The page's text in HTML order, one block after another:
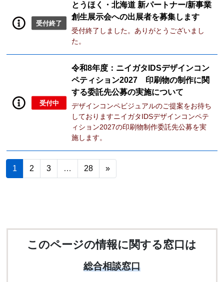
受付終了
とうほく・北海道 新パートナー/新事業
創生展示会への出展者を募集します
受付終了しました。ありがとうございまし
た。
受付中
令和8年度：ニイガタIDSデザインコン
ペティション2027 印刷物の制作に関
する委託先公募の実施について
デザインコンペビジュアルのご提案をお待ち
しておりますニイガタIDSデザインコンペテ
ィション2027の印刷物制作委託先公募を実
施します。
1 2 3 … 28 »
このページの情報に関する窓口は
総合相談窓口